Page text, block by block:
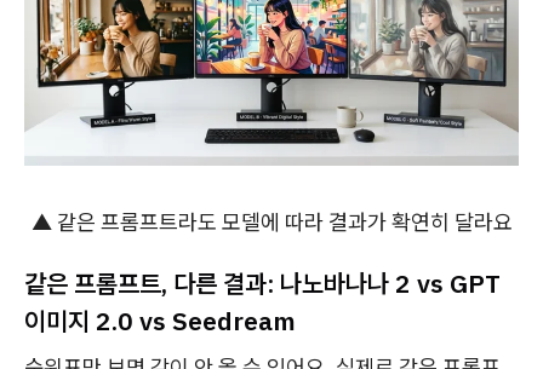
▲ 같은 프롬프트라도 모델에 따라 결과가 확연히 달라요
같은 프롬프트, 다른 결과: 나노바나나 2 vs GPT
이미지 2.0 vs Seedream